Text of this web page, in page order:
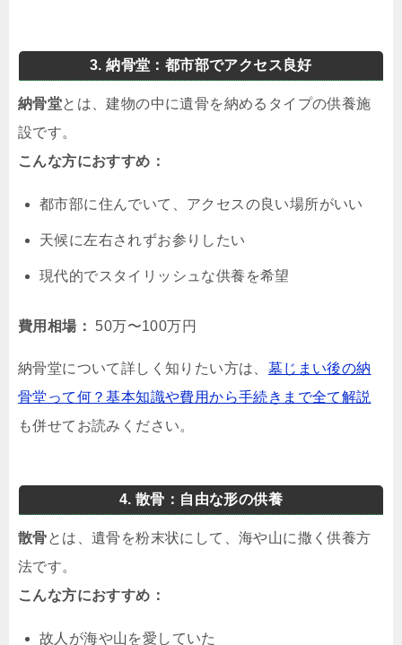
3. 納骨堂：都市部でアクセス良好
納骨堂とは、建物の中に遺骨を納めるタイプの供養施
設です。
こんな方におすすめ：
都市部に住んでいて、アクセスの良い場所がいい
天候に左右されずお参りしたい
現代的でスタイリッシュな供養を希望
費用相場： 50万〜100万円
納骨堂について詳しく知りたい方は、 墓じまい後の納
骨堂って何？基本知識や費用から手続きまで全て解説
も併せてお読みください。
4. 散骨：自由な形の供養
散骨とは、遺骨を粉末状にして、海や山に撒く供養方
法です。
こんな方におすすめ：
故人が海や山を愛していた